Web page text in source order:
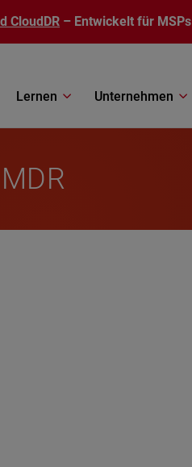
CloudDR – Entwickelt für MSPs
Lernen Unternehmen